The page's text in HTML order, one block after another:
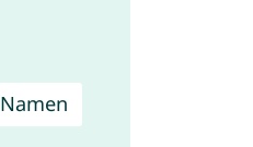
Namen